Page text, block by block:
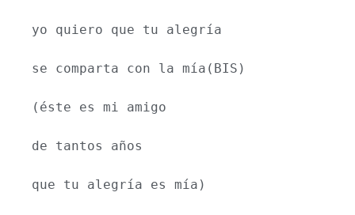
yo quiero que tu alegría
se comparta con la mía(BIS)
(éste es mi amigo
de tantos años
que tu alegría es mía)